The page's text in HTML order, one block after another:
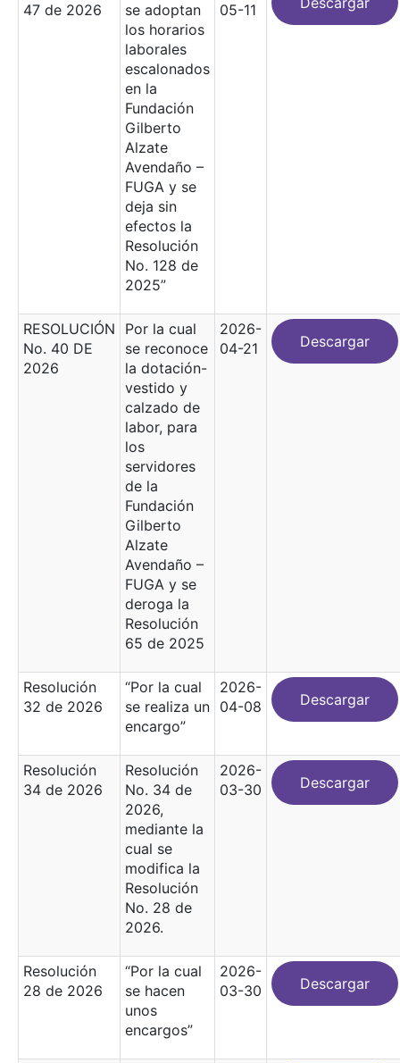
47 de 2026
se adoptan
los horarios
laborales
escalonados
en la
Fundación
Gilberto
Alzate
Avendaño –
FUGA y se
deja sin
efectos la
Resolución
No. 128 de
2025”
05-11
RESOLUCIÓN
No. 40 DE
2026
Por la cual
se reconoce
la dotación-
vestido y
calzado de
labor, para
los
servidores
de la
Fundación
Gilberto
Alzate
Avendaño –
FUGA y se
deroga la
Resolución
65 de 2025
2026-
04-21
Descargar
Resolución
32 de 2026
“Por la cual
se realiza un
encargo”
2026-
04-08
Descargar
Resolución
34 de 2026
Resolución
No. 34 de
2026,
mediante la
cual se
modifica la
Resolución
No. 28 de
2026.
2026-
03-30
Descargar
Resolución
28 de 2026
“Por la cual
se hacen
unos
encargos”
2026-
03-30
Descargar